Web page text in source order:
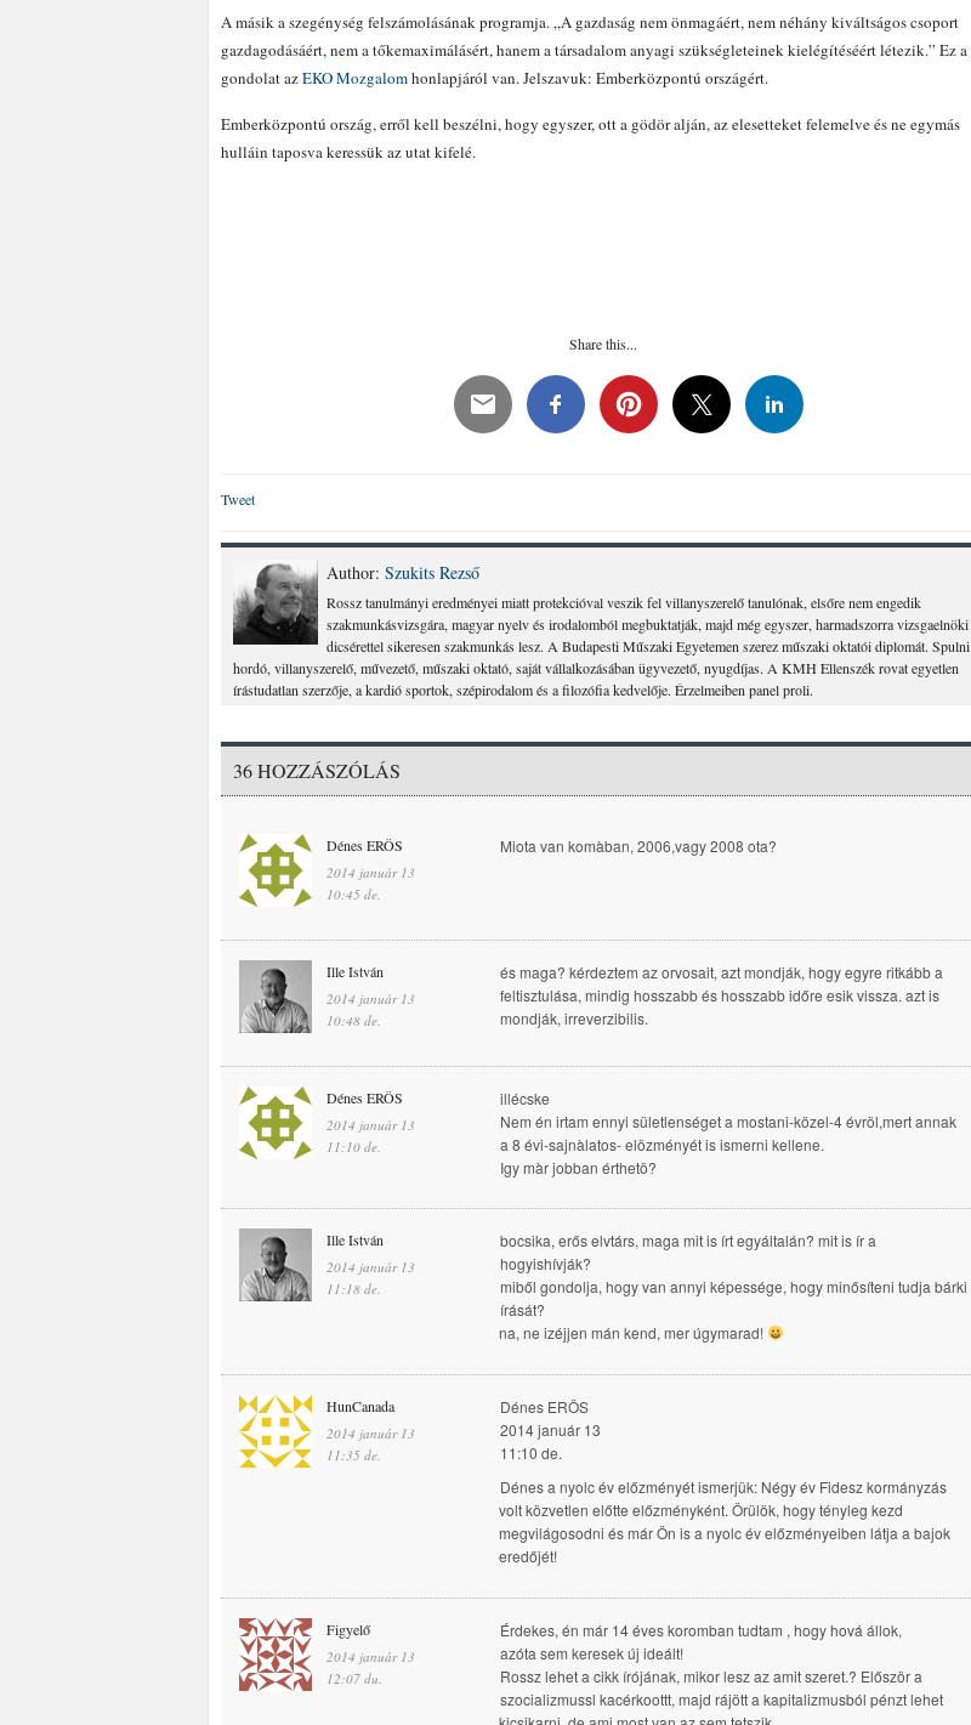
A másik a szegénység felszámolásának programja. „A gazdaság nem önmagáért, nem néhány kiváltságos csoport
gazdagodásáért, nem a tőkemaximálásért, hanem a társadalom anyagi szükségleteinek kielégítéséért létezik.” Ez a
gondolat azEKO Mozgalomhonlapjáról van. Jelszavuk: Emberközpontú országért.
Emberközpontú ország, erről kell beszélni, hogy egyszer, ott a gödör alján, az elesetteket felemelve és ne egymás
hulláin taposva keressük az utat kifelé.
Share this...
Tweet
Author: Szukits Rezső
Rossz tanulmányi eredményei miatt protekcióval veszik fel villanyszerelő tanulónak, elsőre nem engedik
szakmunkásvizsgára, magyar nyelv és irodalomból megbuktatják, majd még egyszer, harmadszorra vizsgaelnöki
dicsérettel sikeresen szakmunkás lesz. A Budapesti Műszaki Egyetemen szerez műszaki oktatói diplomát. Spulni
hordó, villanyszerelő, művezető, műszaki oktató, saját vállalkozásában ügyvezető, nyugdíjas. A KMH Ellenszék rovat egyetlen
írástudatlan szerzője, a kardió sportok, szépirodalom és a filozófia kedvelője. Érzelmeiben panel proli.
36 HOZZÁSZÓLÁS
Dénes ERÖS
2014 január 13
10:45 de.
Miota van komàban, 2006,vagy 2008 ota?
Ille István
2014 január 13
10:48 de.
és maga? kérdeztem az orvosait, azt mondják, hogy egyre ritkább a
feltisztulása, mindig hosszabb és hosszabb időre esik vissza. azt is
mondják, irreverzibilis.
Dénes ERÖS
2014 január 13
11:10 de.
illécske
Nem én irtam ennyi sületlenséget a mostani-közel-4 évröl,mert annak
a 8 évi-sajnàlatos- elözményét is ismerni kellene.
Igy màr jobban érthetö?
Ille István
2014 január 13
11:18 de.
bocsika, erős elvtárs, maga mit is írt egyáltalán? mit is ír a
hogyishívják?
miből gondolja, hogy van annyi képessége, hogy minősíteni tudja bárki
írását?
na, ne izéjjen mán kend, mer úgymarad!
HunCanada
2014 január 13
11:35 de.
Dénes ERÖS
2014 január 13
11:10 de.
Dénes a nyolc év előzményét ismerjük: Négy év Fidesz kormányzás
volt közvetlen előtte előzményként. Örülök, hogy tényleg kezd
megvilágosodni és már Ön is a nyolc év előzményeiben látja a bajok
eredőjét!
Figyelő
2014 január 13
12:07 du.
Érdekes, én már 14 éves koromban tudtam , hogy hová állok,
azóta sem keresek új ideált!
Rossz lehet a cikk írójának, mikor lesz az amit szeret.? Először a
szocializmussl kacérkoottt, majd rájött a kapitalizmusból pénzt lehet